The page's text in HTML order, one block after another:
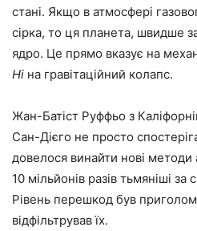
стані. Якщо в атмосфері
сірка, то ця планета, швидше
ядро. Це прямо вказує на
Ні на гравітаційний колапс.
Жан-Батіст Руффьо з
Сан-Дієго не просто
довелося винайти нові методи
10 мільйонів разів тьмяніші за
Рівень перешкод був
відфільтрував їх.